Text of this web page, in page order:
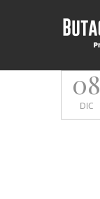
08
DIC